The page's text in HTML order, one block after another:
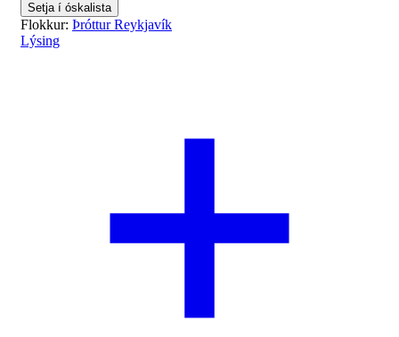
Setja í óskalista
Flokkur: Þróttur Reykjavík
Lýsing